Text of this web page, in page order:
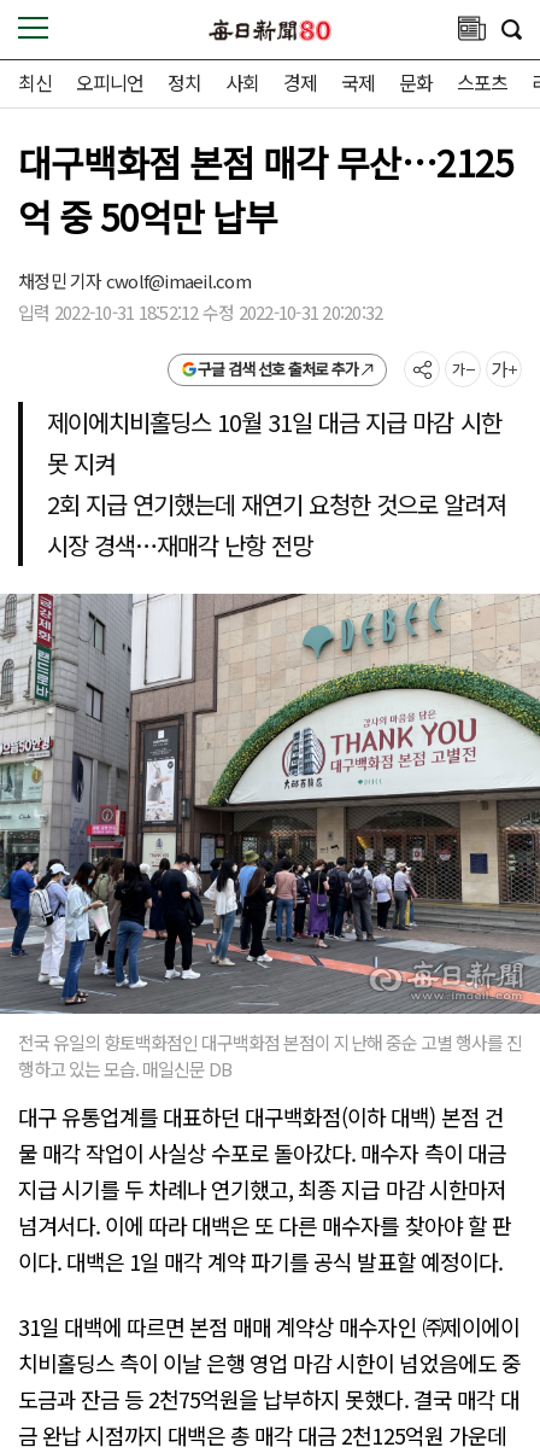
최신 오피니언 정치 사회 경제 국제 문화 스포츠
대구백화점 본점 매각 무산…2125
억 중 50억만 납부
채정민 기자cwolf@imaeil.com
입력 2022-10-31 18:52:12 수정 2022-10-31 20:20:32
구글 검색 선호 출처로 추가
제이에치비홀딩스 10월 31일 대금 지급 마감 시한
못 지켜
2회 지급 연기했는데 재연기 요청한 것으로 알려져
시장 경색…재매각 난항 전망
전국 유일의 향토백화점인 대구백화점 본점이 지난해 중순 고별 행사를 진
행하고 있는 모습. 매일신문 DB
대구 유통업계를 대표하던 대구백화점(이하 대백) 본점 건
물 매각 작업이 사실상 수포로 돌아갔다. 매수자 측이 대금
지급 시기를 두 차례나 연기했고, 최종 지급 마감 시한마저
넘겨서다. 이에 따라 대백은 또 다른 매수자를 찾아야 할 판
이다. 대백은 1일 매각 계약 파기를 공식 발표할 예정이다.
31일 대백에 따르면 본점 매매 계약상 매수자인 ㈜제이에이
치비홀딩스 측이 이날 은행 영업 마감 시한이 넘었음에도 중
도금과 잔금 등 2천75억원을 납부하지 못했다. 결국 매각 대
금 완납 시점까지 대백은 총 매각 대금 2천125억원 가운데